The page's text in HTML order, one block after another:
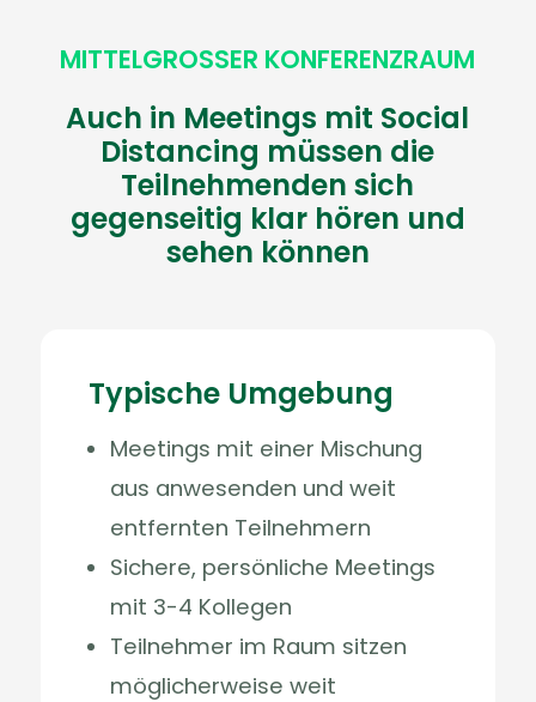
MITTELGROSSER KONFERENZRAUM
Auch in Meetings mit Social
Distancing müssen die
Teilnehmenden sich
gegenseitig klar hören und
sehen können
Typische Umgebung
Meetings mit einer Mischung
aus anwesenden und weit
entfernten Teilnehmern
Sichere, persönliche Meetings
mit 3-4 Kollegen
Teilnehmer im Raum sitzen
möglicherweise weit